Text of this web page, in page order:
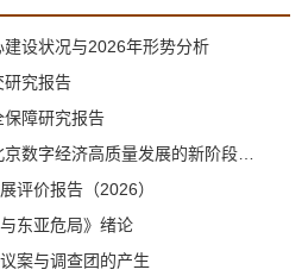
设状况与2026年形势分析
研究报告
障研究报告
评价报告（2026）
东亚危局》绪论
案与调查团的产生